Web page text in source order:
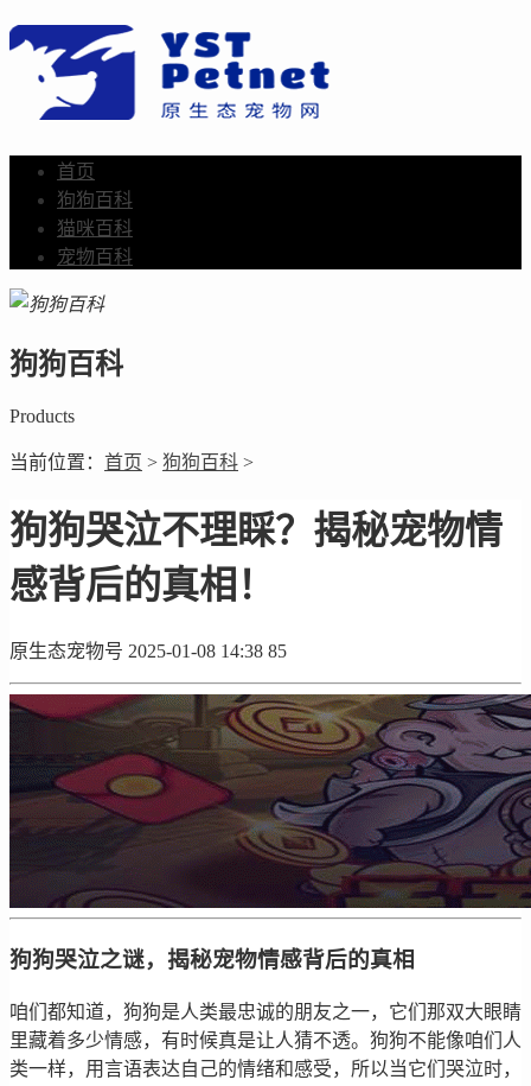
首页
狗狗百科
猫咪百科
宠物百科
狗狗百科
Products
当前位置： 首页 > 狗狗百科 >
狗狗哭泣不理睬？揭秘宠物情
感背后的真相！
原生态宠物号 2025-01-08 14:38 85
狗狗哭泣之谜，揭秘宠物情感背后的真相
咱们都知道，狗狗是人类最忠诚的朋友之一，它们那双大眼睛
里藏着多少情感，有时候真是让人猜不透。狗狗不能像咱们人
类一样，用言语表达自己的情绪和感受，所以当它们哭泣时，